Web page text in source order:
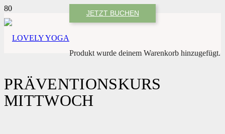
JETZT BUCHEN
Produkt wurde deinem Warenkorb hinzugefügt.
PRÄVENTIONSKURS
MITTWOCH